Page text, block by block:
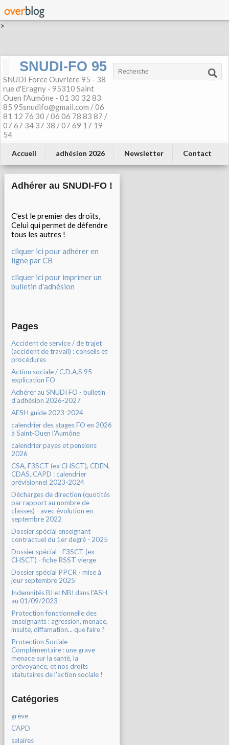
>
SNUDI-FO 95
SNUDI Force Ouvrière 95 - 38
rue d'Eragny - 95310 Saint
Ouen l'Aumône - 01 30 32 83
85 95snudifo@gmail.com / 06
81 12 76 30 / 06 06 78 83 87 /
07 67 34 37 38 / 07 69 17 19
54
Accueil adhésion 2026 Newsletter Contact
Adhérer au SNUDI-FO !
C’est le premier des droits,
Celui qui permet de défendre
tous les autres !
cliquer ici pour adhérer en
ligne par CB
cliquer ici pour imprimer un
bulletin d'adhésion
Pages
Accident de service / de trajet
(accident de travail) : conseils et
procédures
Action sociale / C.D.A.S 95 -
explication FO
Adhérer au SNUDI FO - bulletin
d'adhésion 2026-2027
AESH guide 2023-2024
calendrier des stages FO en 2026
à Saint-Ouen l'Aumône
calendrier payes et pensions
2026
CSA, F3SCT (ex CHSCT), CDEN,
CDAS, CAPD : calendrier
prévisionnel 2023-2024
Décharges de direction (quotités
par rapport au nombre de
classes) - avec évolution en
septembre 2022
Dossier spécial enseignant
contractuel du 1er degré - 2025
Dossier spécial - F3SCT (ex
CHSCT) - fiche RSST vierge
Dossier spécial PPCR - mise à
jour septembre 2025
Indemnités BI et NBI dans l'ASH
au 01/09/2023
Protection fonctionnelle des
enseignants : agression, menace,
insulte, diffamation... que faire ?
Protection Sociale
Complémentaire : une grave
menace sur la santé, la
prévoyance, et nos droits
statutaires de l'action sociale !
Catégories
grève
CAPD
salaires